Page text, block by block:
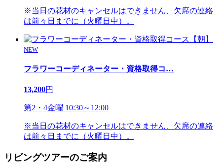
※当日の花材のキャンセルはできません、欠席の連絡
は前々日までに（火曜日中）。
NEW
フラワーコーディネーター・資格取得コ…
13,200円
第2・4金曜 10:30～12:00
※当日の花材のキャンセルはできません、欠席の連絡
は前々日までに（火曜日中）。
リビングツアーのご案内